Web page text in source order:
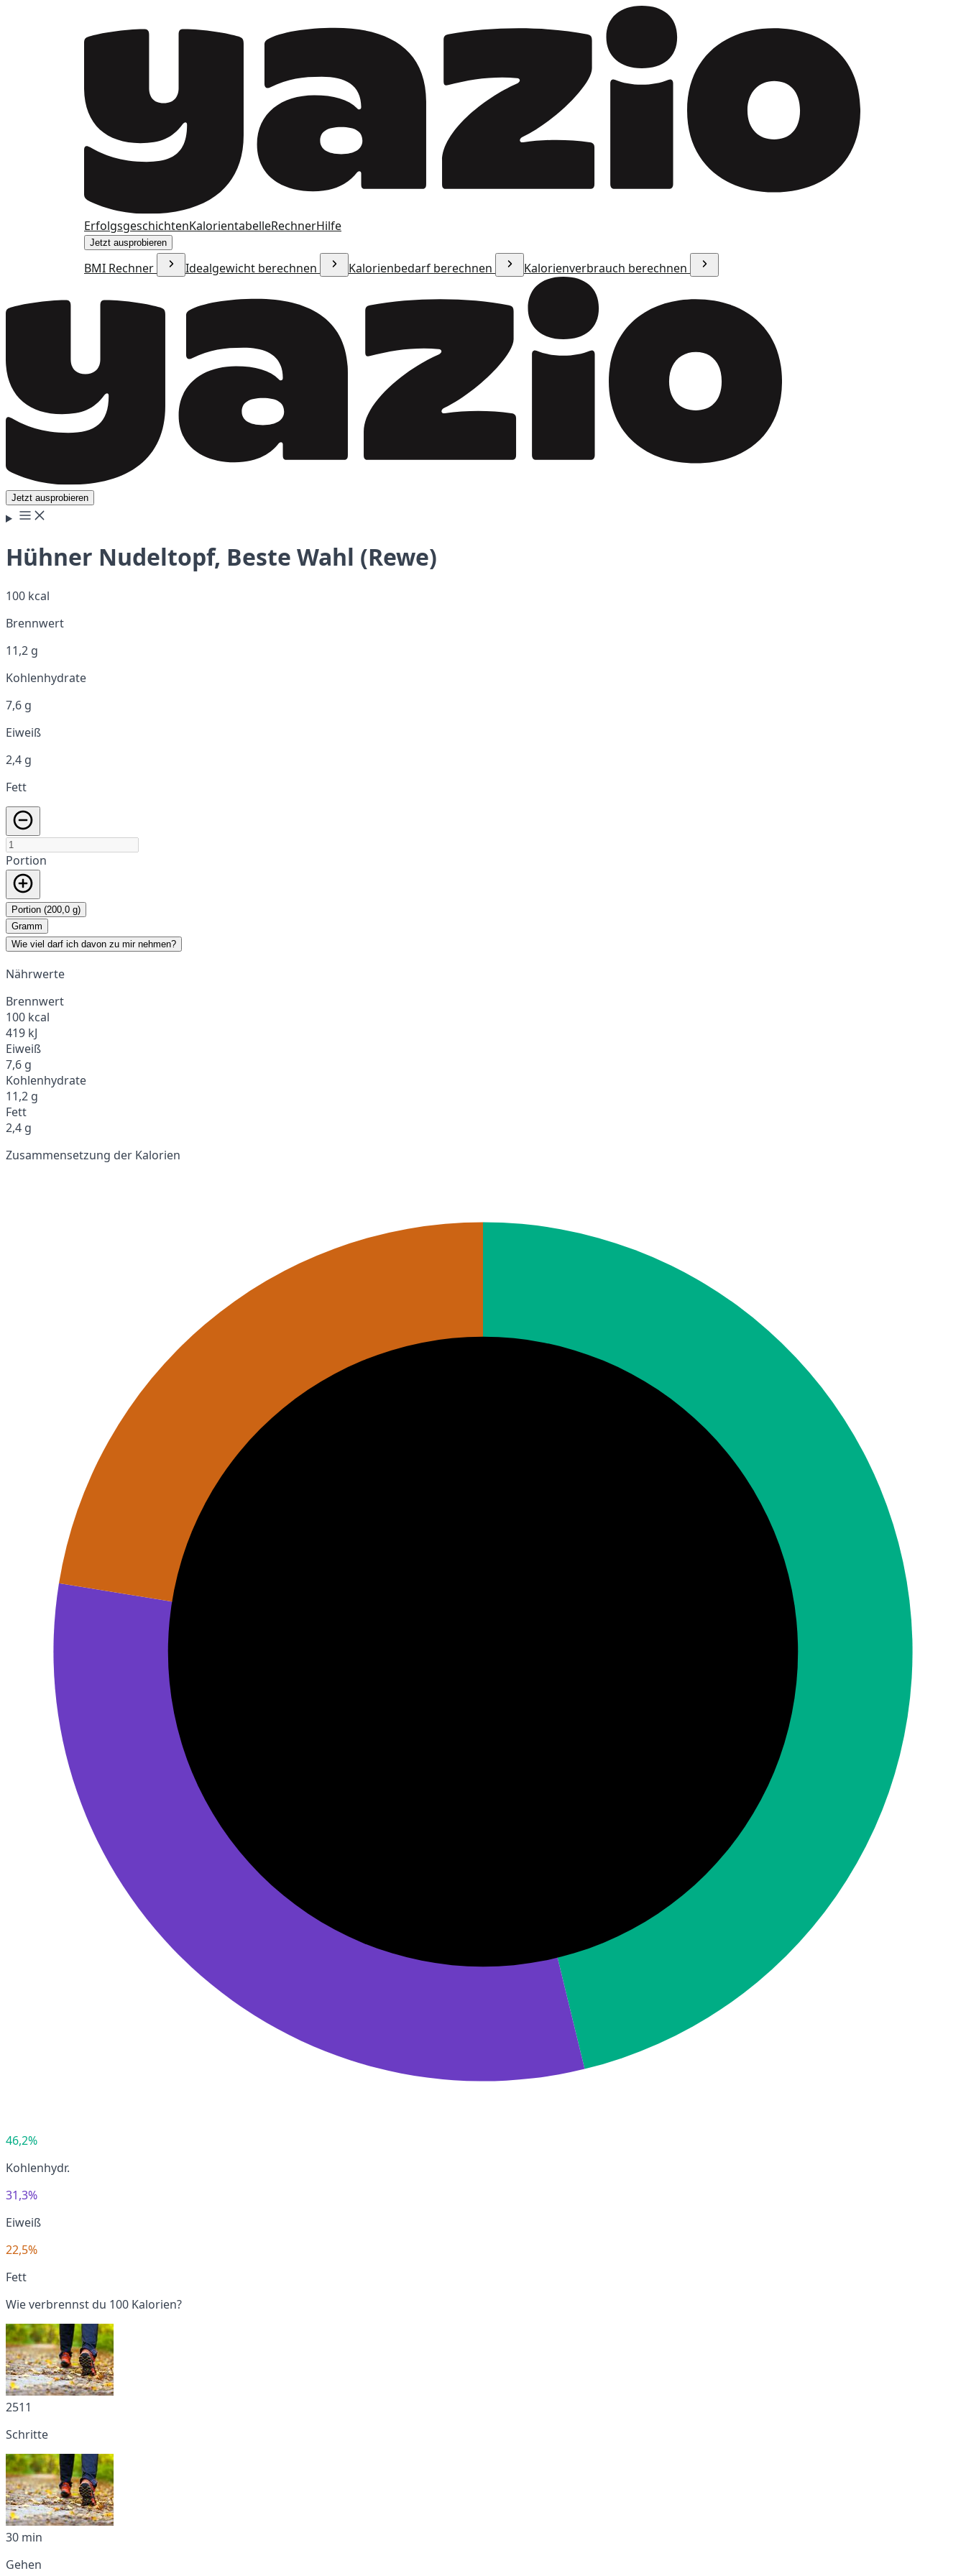
ErfolgsgeschichtenKalorientabelleRechnerHilfe
Jetzt ausprobieren
BMI Rechner Idealgewicht berechnen Kalorienbedarf berechnen Kalorienverbrauch berechnen
Jetzt ausprobieren
Hühner Nudeltopf, Beste Wahl (Rewe)
100 kcal
Brennwert
11,2 g
Kohlenhydrate
7,6 g
Eiweiß
2,4 g
Fett
Portion
Portion (200,0 g)
Gramm
Wie viel darf ich davon zu mir nehmen?
Nährwerte
Brennwert
100 kcal
419 kJ
Eiweiß
7,6 g
Kohlenhydrate
11,2 g
Fett
2,4 g
Zusammensetzung der Kalorien
46,2%
Kohlenhydr.
31,3%
Eiweiß
22,5%
Fett
Wie verbrennst du 100 Kalorien?
2511
Schritte
30 min
Gehen